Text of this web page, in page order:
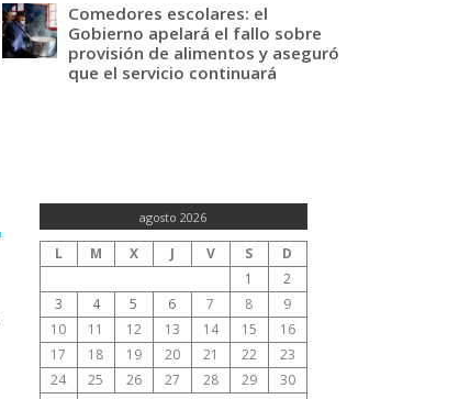
Comedores escolares: el
Gobierno apelará el fallo sobre
provisión de alimentos y aseguró
que el servicio continuará
agosto 2026
L M X J V S
D
1
2
3
4 5 6 7 8
9
10
11 12 13 14 15
16
17
18 19 20 21 22
23
24
25 26 27 28 29
30